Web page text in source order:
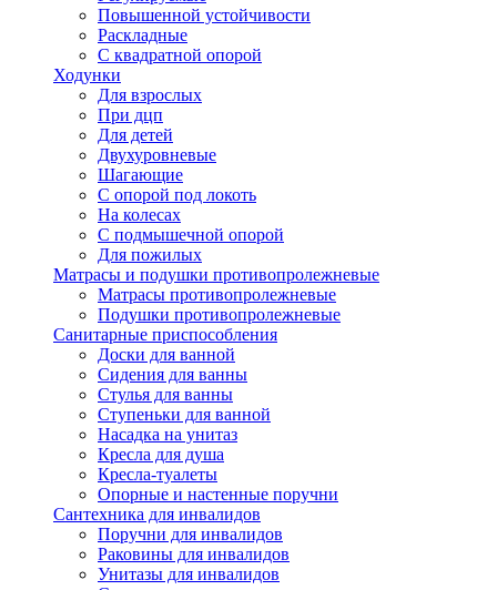
Повышенной устойчивости
Раскладные
С квадратной опорой
Ходунки
Для взрослых
При дцп
Для детей
Двухуровневые
Шагающие
С опорой под локоть
На колесах
С подмышечной опорой
Для пожилых
Матрасы и подушки противопролежневые
Матрасы противопролежневые
Подушки противопролежневые
Санитарные приспособления
Доски для ванной
Сидения для ванны
Стулья для ванны
Ступеньки для ванной
Насадка на унитаз
Кресла для душа
Кресла-туалеты
Опорные и настенные поручни
Сантехника для инвалидов
Поручни для инвалидов
Раковины для инвалидов
Унитазы для инвалидов